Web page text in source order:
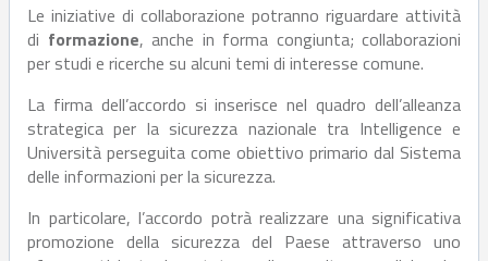
Le iniziative di collaborazione potranno riguardare attività
di formazione, anche in forma congiunta; collaborazioni
per studi e ricerche su alcuni temi di interesse comune.
La firma dell’accordo si inserisce nel quadro dell’alleanza
strategica per la sicurezza nazionale tra Intelligence e
Università perseguita come obiettivo primario dal Sistema
delle informazioni per la sicurezza.
In particolare, l’accordo potrà realizzare una significativa
promozione della sicurezza del Paese attraverso uno